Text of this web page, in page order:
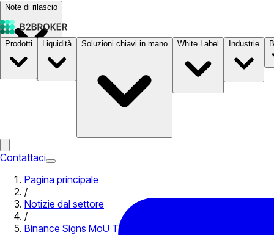
Note di rilascio
PrezziB2STORE
Prodotti Liquidità Soluzioni chiavi in mano White Label Industrie
Contattaci
Pagina principale
/
Notizie dal settore
/
Binance Signs MoU To Acquire Brazilian Securities